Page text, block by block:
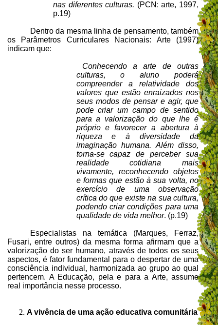
nas diferentes culturas. (PCN: arte, 1997,
p.19)
Dentro da mesma linha de pensamento, também
os Parâmetros Curriculares Nacionais: Arte (1997)
indicam que:
Conhecendo a arte de outras
culturas, o aluno poderá
compreender a relatividade dos
valores que estão enraizados nos
seus modos de pensar e agir, que
pode criar um campo de sentido
para a valorização do que lhe é
próprio e favorecer a abertura à
riqueza e à diversidade da
imaginação humana. Além disso,
torna-se capaz de perceber sua
realidade cotidiana mais
vivamente, reconhecendo objetos
e formas que estão à sua volta, no
exercício de uma observação
crítica do que existe na sua cultura,
podendo criar condições para uma
qualidade de vida melhor. (p.19)
Especialistas na temática (Marques, Ferraz,
Fusari, entre outros) da mesma forma afirmam que a
valorização do ser humano, através de todos os seus
aspectos, é fator fundamental para o despertar de uma
consciência individual, harmonizada ao grupo ao qual
pertencem. A Educação, pela e para a Arte, assume
real importância nesse processo.
A vivência de uma ação educativa comunitária